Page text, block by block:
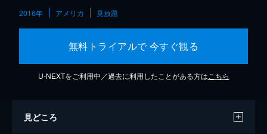
2016年 アメリカ 見放題
無料トライアルで 今すぐ観る
U-NEXTをご利用中／過去に利用したことがある方は こちら
見どころ